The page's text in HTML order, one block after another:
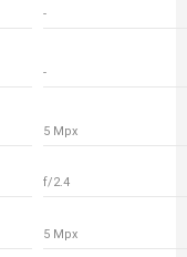
-
-
5 Mpx
f/2.4
5 Mpx